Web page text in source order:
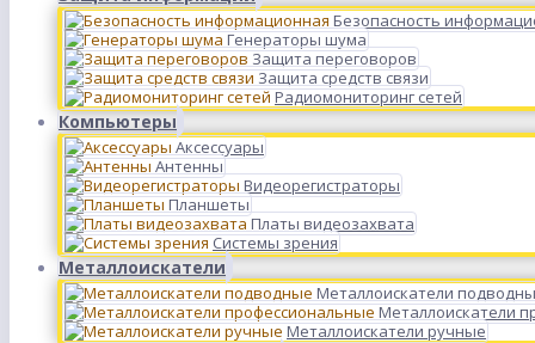
Безопасность
Генераторы шума
Защита переговоров
Защита средств связи
Радиомониторинг сетей
Компьютеры
Аксессуары
Антенны
Видеорегистраторы
Планшеты
Платы видеозахвата
Системы зрения
Металлоискатели
Металлоискатели
Металлоискатели
Металлоискатели ручные